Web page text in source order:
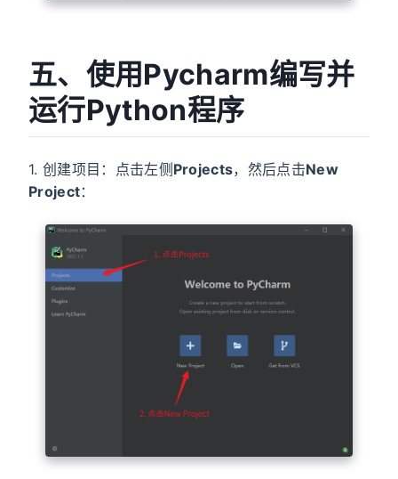
五、使用Pycharm编写并
运行Python程序
1. 创建项目：点击左侧 Projects，然后点击New
Project：